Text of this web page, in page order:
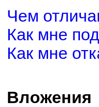
Чем
Как мне
Как мне
Вложения